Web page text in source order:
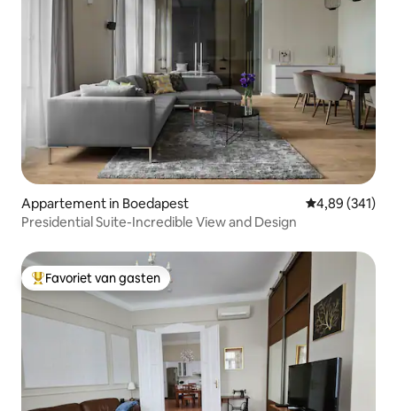
Appartement in Boedapest Gemiddelde
4,89 (341)
Presidential Suite-Incredible View and Design
Topfavoriet van gasten
Favoriet van gasten